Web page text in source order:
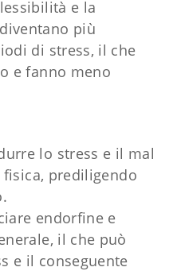
e la
più
di stress, il che
e fanno meno
lo stress e il mal
prediligendo
endorfine e
il che può
e il conseguente